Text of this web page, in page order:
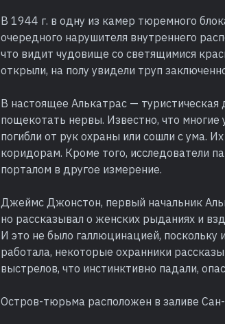
В 1944 г. в одну из камер тюремного
очередного нарушителя внутреннего
что видит чудовище со светящимися
открыли, на полу увидели труп
В настоящее Алькатрас —
пощекотать нервы. Известно, что
погибли от рук охраны или сошли с ума.
коридорам. Кроме того, исследователи
порталом в другое измерение.
Джеймс Джонстон, первый начальник
но рассказывал о женских рыданиях и
И это не было галлюцинацией,
работала, некоторые охранники
выстрелов, что инстинктивно падали,
Остров-тюрьма расположен в заливе